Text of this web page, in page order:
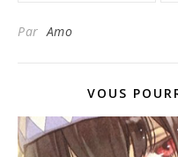
ParAmo
VOUS